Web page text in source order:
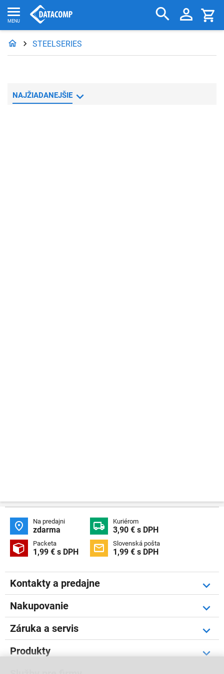
STEELSERIES
NAJŽIADANEJŠIE
 Na predajni
zdarma  Kuriérom
3,90 € s DPH
 Packeta
1,99 € s DPH  Slovenská pošta
1,99 € s DPH
Kontakty a predajne
Nakupovanie
Záruka a servis
Produkty